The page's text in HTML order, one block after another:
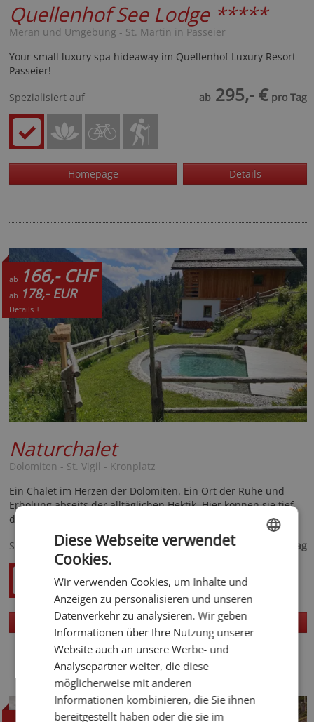
Quellenhof See Lodge *****
Meran und Umgebung - St. Martin in Passeier
Your small luxury spa hideaway im Quellenhof Luxury Resort
Passeier!
Spezialisiert auf
ab 295,- € pro Tag
Homepage Details
ab 166,- CHF
ab 178,- EUR
Details +
Naturchalet
Dolomiten - St. Vigil - Kronplatz
Ein Chalet im Herzen der Dolomiten. Ein Ort der Ruhe und
Erholung abseits der alltäglichen Hektik. Hier können sie tief
durchatmen und die Natur genießen!
Spezialisiert auf
ab178,- € pro Tag
Homepage Details
GERMAN
Diese Webseite verwendet
Cookies.
Wir verwenden Cookies, um Inhalte und
Anzeigen zu personalisieren und unseren
Datenverkehr zu analysieren. Wir geben
Informationen über Ihre Nutzung unserer
Website auch an unsere Werbe- und
Analysepartner weiter, die diese
möglicherweise mit anderen
Informationen kombinieren, die Sie ihnen
bereitgestellt haben oder die sie im